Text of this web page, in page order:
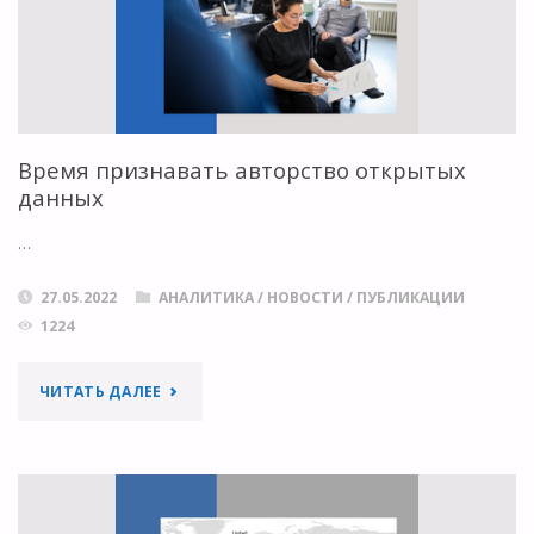
КОДОМ
Время признавать авторство открытых
данных
…
27.05.2022 АНАЛИТИКА/ НОВОСТИ / ПУБЛИКАЦИИ
1224
ЧИТАТЬ ДАЛЕЕ "ВРЕМЯ